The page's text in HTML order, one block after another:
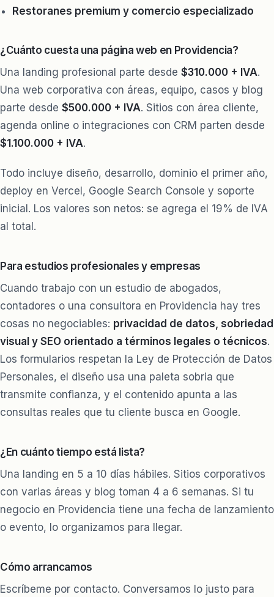
Restoranes premium y comercio especializado
¿Cuánto cuesta una página web en Providencia?
Una landing profesional parte desde $310.000 + IVA.
Una web corporativa con áreas, equipo, casos y blog
parte desde $500.000 + IVA. Sitios con área cliente,
agenda online o integraciones con CRM parten desde
$1.100.000 + IVA.
Todo incluye diseño, desarrollo, dominio el primer año,
deploy en Vercel, Google Search Console y soporte
inicial. Los valores son netos: se agrega el 19% de IVA
al total.
Para estudios profesionales y empresas
Cuando trabajo con un estudio de abogados,
contadores o una consultora en Providencia hay tres
cosas no negociables: privacidad de datos, sobriedad
visual y SEO orientado a términos legales o técnicos.
Los formularios respetan la Ley de Protección de Datos
Personales, el diseño usa una paleta sobria que
transmite confianza, y el contenido apunta a las
consultas reales que tu cliente busca en Google.
¿En cuánto tiempo está lista?
Una landing en 5 a 10 días hábiles. Sitios corporativos
con varias áreas y blog toman 4 a 6 semanas. Si tu
negocio en Providencia tiene una fecha de lanzamiento
o evento, lo organizamos para llegar.
Cómo arrancamos
Escríbeme por contacto. Conversamos lo justo para